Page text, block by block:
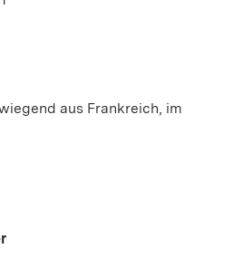
aus Frankreich, im